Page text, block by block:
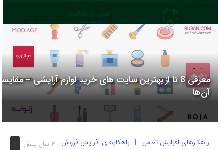
بگذارید.
لینک
معرفی 8 تا از بهترین سایت های خرید لوازم آرایشی +
آن‌ها
2 سال پیش 0 راهکارهای افزایش تعامل
راهکارهای افزایش فروش